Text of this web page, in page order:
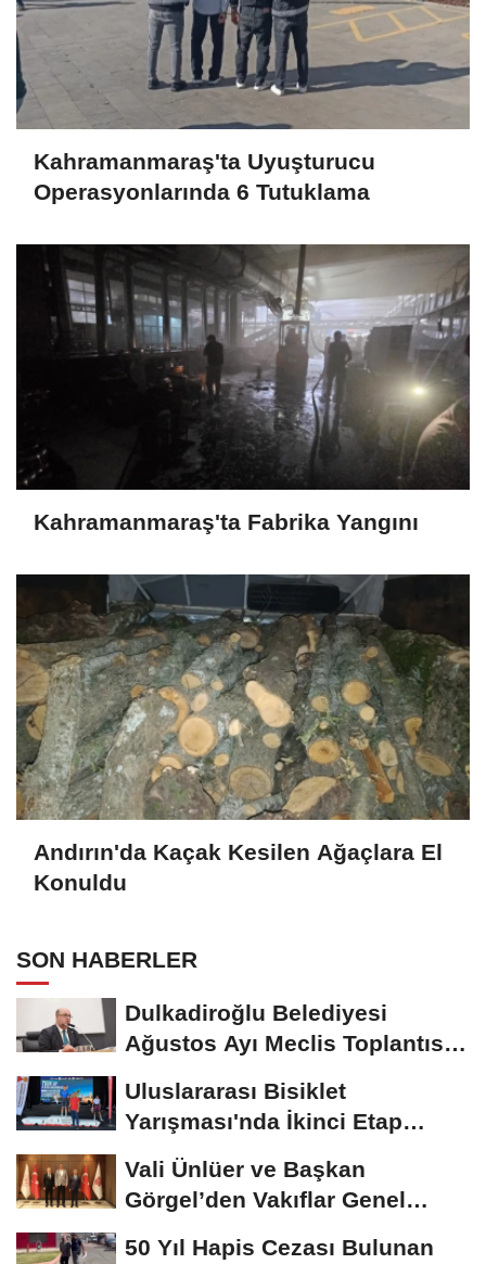
Kahramanmaraş'ta Uyuşturucu
Operasyonlarında 6 Tutuklama
Kahramanmaraş'ta Fabrika Yangını
Andırın'da Kaçak Kesilen Ağaçlara El
Konuldu
SON HABERLER
Dulkadiroğlu Belediyesi
Ağustos Ayı Meclis Toplantısı
Uluslararası Bisiklet
Yarışması'nda İkinci Etap
Nefes Kesti
Vali Ünlüer ve Başkan
Görgel’den Vakıflar Genel
50 Yıl Hapis Cezası Bulunan